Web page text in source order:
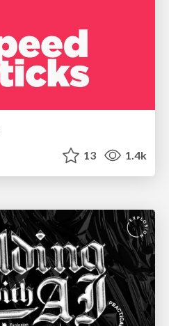
13 1.4k